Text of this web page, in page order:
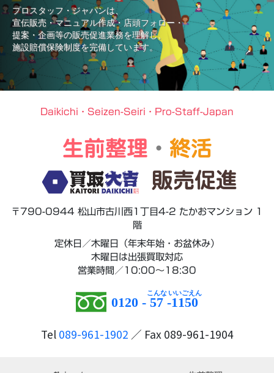
プロスタッフ・ジャパンは、
宣伝販売・マニュアル作成・店頭フォロー・
提案・企画等の販売促進業務を理解し、
施設賠償保険制度を完備しています。
Daikichi・Seizen-Seiri・Pro-Staff-Japan
生前整理 ・ 終活
販売促進
〒790-0944 松山市古川西1丁目4-2 たかおマンション 1
階
定休日／木曜日（年末年始・お盆休み）
木曜日は出張買取対応
営業時間／10:00～18:30
0120 - 57 -1150
Tel 089-961-1902 ／ Fax 089-961-1904